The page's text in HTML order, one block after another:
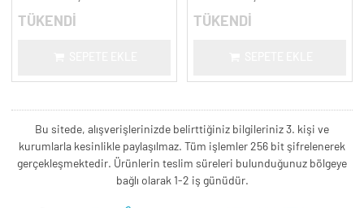
TÜKENDİ TÜKENDİ
Bu sitede, alışverişlerinizde belirttiğiniz bilgileriniz 3. kişi ve
kurumlarla kesinlikle paylaşılmaz. Tüm işlemler 256 bit şifrelenerek
gerçekleşmektedir. Ürünlerin teslim süreleri bulunduğunuz bölgeye
bağlı olarak 1-2 iş günüdür.